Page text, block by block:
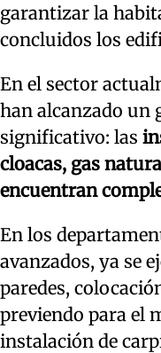
garantizar la
concluidos los
En el sector
han alcanzado un
significativo: las
cloacas, gas
encuentran
En los
avanzados, ya se
paredes,
previendo para el
instalación de